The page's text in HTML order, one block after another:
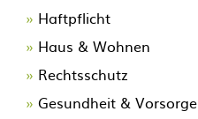
Navigation
überspringen
Haftpflicht
Haus & Wohnen
Rechtsschutz
Gesundheit & Vorsorge